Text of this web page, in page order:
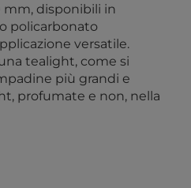
disponibili in
policarbonato
versatile.
tealight, come si
più grandi e
profumate e non, nella